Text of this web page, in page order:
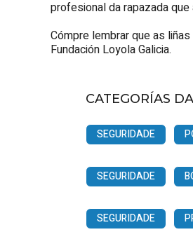
profesional da rapazada
Cómpre lembrar que as
Fundación Loyola Galicia.
CATEGORÍAS
SEGURIDADE
SEGURIDADE
SEGURIDADE